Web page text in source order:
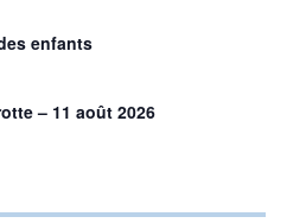
enfants
– 11 août 2026